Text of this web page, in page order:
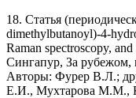
18. Статья
dimethylbutanoyl)-4-
Raman spectroscopy,
Сингапур, За рубежом,
Авторы: Фурер В.Л.;
Е.И., Мухтарова М.М.,